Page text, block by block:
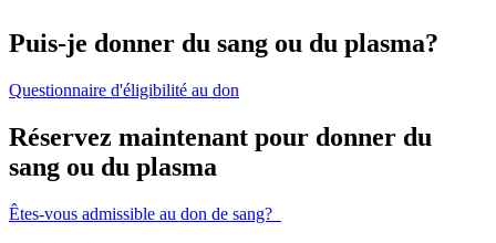
Puis-je donner du sang ou du plasma?
Questionnaire d'éligibilité au don
Réservez maintenant pour donner du
sang ou du plasma
Êtes-vous admissible au don de sang?